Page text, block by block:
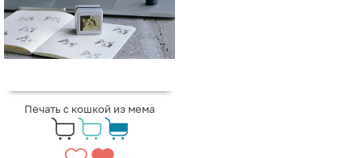
Печать с кошкой из мема